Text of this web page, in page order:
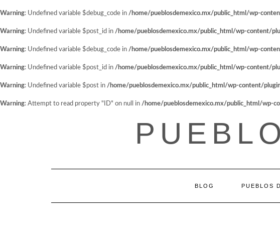
Warning: Undefined variable $debug_code in /home/pueblosdemexico.mx/public_html/wp-
Warning: Undefined variable $post_id in /home/pueblosdemexico.mx/public_html/wp-content/
Warning: Undefined variable $debug_code in /home/pueblosdemexico.mx/public_html/wp-
Warning: Undefined variable $post_id in /home/pueblosdemexico.mx/public_html/wp-content/
Warning: Undefined variable $post in /home/pueblosdemexico.mx/public_html/wp-content/
Warning: Attempt to read property "ID" on null in /home/pueblosdemexico.mx/public_html/wp-
BLOG PUEBLOS